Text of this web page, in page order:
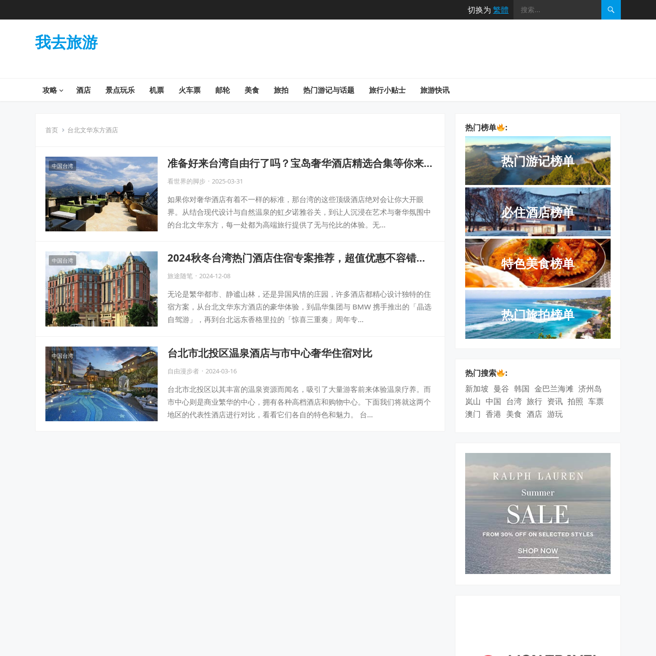
切换为 繁體
我去旅游
攻略 酒店 景点玩乐 机票 火车票 邮轮 美食 旅拍 热门游记与话题 旅行小贴士 旅游快讯
首页 台北文华东方酒店
中国台湾
准备好来台湾自由行了吗？宝岛奢华酒店精选合集等你来发
现！
看世界的脚步 · 2025-03-31
如果你对奢华酒店有着不一样的标准，那台湾的这些顶级酒店绝对会让你大开眼
界。从结合现代设计与自然温泉的虹夕诺雅谷关，到让人沉浸在艺术与奢华氛围中
的台北文华东方，每一处都为高端旅行提供了无与伦比的体验。无…
中国台湾
2024秋冬台湾热门酒店住宿专案推荐，超值优惠不容错
过！
旅途随笔 · 2024-12-08
无论是繁华都市、静谧山林，还是异国风情的庄园，许多酒店都精心设计独特的住
宿方案，从台北文华东方酒店的豪华体验，到晶华集团与 BMW 携手推出的「晶选
自驾游」，再到台北远东香格里拉的「惊喜三重奏」周年专…
中国台湾 台北市北投区温泉酒店与市中心奢华住宿对比
自由漫步者 · 2024-03-16
台北市北投区以其丰富的温泉资源而闻名，吸引了大量游客前来体验温泉疗养。而
市中心则是商业繁华的中心，拥有各种高档酒店和购物中心。下面我们将就这两个
地区的代表性酒店进行对比，看看它们各自的特色和魅力。 台…
热门榜单 :
热门游记榜单
必住酒店榜单
特色美食榜单
热门旅拍榜单
热门搜索
:
新加坡 曼谷 韩国 金巴兰海滩 济州岛
岚山 中国 台湾 旅行 资讯 拍照 车票
澳门 香港 美食 酒店 游玩